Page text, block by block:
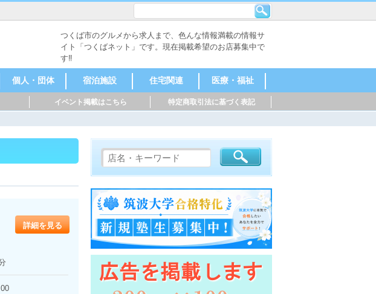
つくば市のグルメから求人まで、色んな情報満載の情報サ
イト「つくばネット」です。現在掲載希望のお店募集中で
す‼
個人・団体
イナー
作家
ーナー
宿泊施設
ホテル
旅館
民宿
住宅関連
不動産会社
工務店・建築
事務所
外構・エクス
テリア
医療・福祉
医療機関
福祉施設
イベント掲載はこちら 特定商取引法に基づく表記
詳細を見る